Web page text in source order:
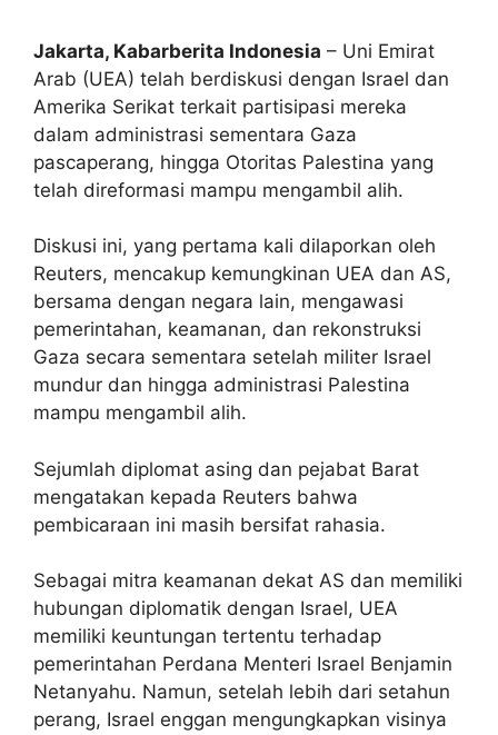
Jakarta, Kabarberita Indonesia – Uni Emirat
Arab (UEA) telah berdiskusi dengan Israel dan
Amerika Serikat terkait partisipasi mereka
dalam administrasi sementara Gaza
pascaperang, hingga Otoritas Palestina yang
telah direformasi mampu mengambil alih.
Diskusi ini, yang pertama kali dilaporkan oleh
Reuters, mencakup kemungkinan UEA dan AS,
bersama dengan negara lain, mengawasi
pemerintahan, keamanan, dan rekonstruksi
Gaza secara sementara setelah militer Israel
mundur dan hingga administrasi Palestina
mampu mengambil alih.
Sejumlah diplomat asing dan pejabat Barat
mengatakan kepada Reuters bahwa
pembicaraan ini masih bersifat rahasia.
Sebagai mitra keamanan dekat AS dan memiliki
hubungan diplomatik dengan Israel, UEA
memiliki keuntungan tertentu terhadap
pemerintahan Perdana Menteri Israel Benjamin
Netanyahu. Namun, setelah lebih dari setahun
perang, Israel enggan mengungkapkan visinya